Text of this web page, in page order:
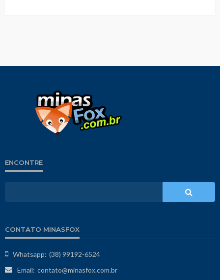
ENCONTRE
CONTATO MINASFOX
Whatsapp: (38) 99192-6524
Email: contato@minasfox.com.br